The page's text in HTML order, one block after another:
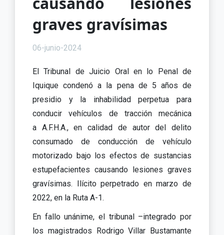
graves gravísimas
06-junio-2024
El Tribunal de Juicio Oral en lo Penal de
Iquique condenó a la pena de 5 años de
presidio y la inhabilidad perpetua para
conducir vehículos de tracción mecánica
a A.F.H.A., en calidad de autor del delito
consumado de conducción de vehículo
motorizado bajo los efectos de sustancias
estupefacientes causando lesiones graves
gravísimas. Ilícito perpetrado en marzo de
2022, en la Ruta A-1.
En fallo unánime, el tribunal –integrado por
los magistrados Rodrigo Villar Bustamante